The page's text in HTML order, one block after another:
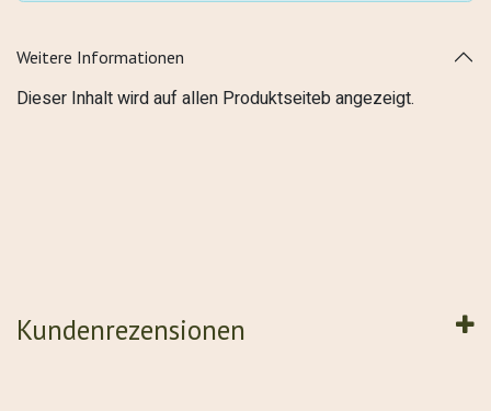
Weitere Informationen
Dieser Inhalt wird auf allen Produktseiteb angezeigt.
Kundenrezensionen